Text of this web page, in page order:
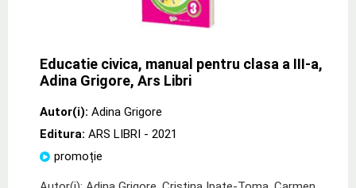
Educatie civica, manual pentru clasa a III-a,
Adina Grigore, Ars Libri
Autor(i): Adina Grigore
Editura: ARS LIBRI - 2021
promoție